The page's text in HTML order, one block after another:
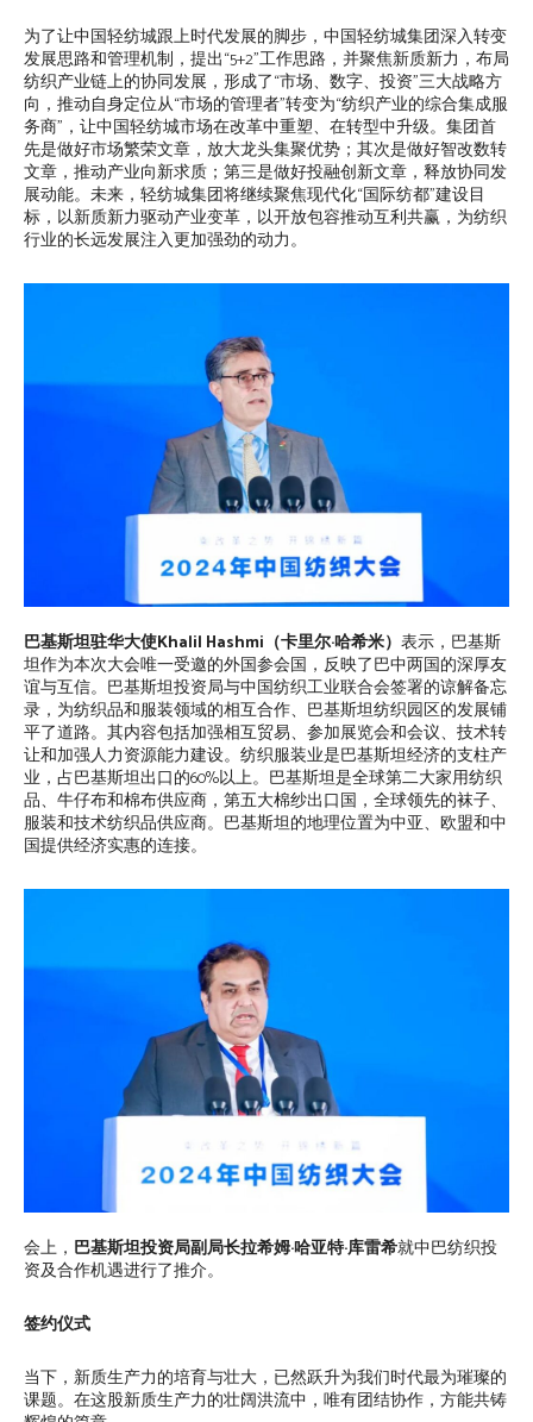
为了让中国轻纺城跟上时代发展的脚步，中国轻纺城集团深入转变
发展思路和管理机制，提出“5+2”工作思路，并聚焦新质新力，布局
纺织产业链上的协同发展，形成了“市场、数字、投资”三大战略方
向，推动自身定位从“市场的管理者”转变为“纺织产业的综合集成服
务商”，让中国轻纺城市场在改革中重塑、在转型中升级。集团首
先是做好市场繁荣文章，放大龙头集聚优势；其次是做好智改数转
文章，推动产业向新求质；第三是做好投融创新文章，释放协同发
展动能。未来，轻纺城集团将继续聚焦现代化“国际纺都”建设目
标，以新质新力驱动产业变革，以开放包容推动互利共赢，为纺织
行业的长远发展注入更加强劲的动力。
巴基斯坦驻华大使Khalil Hashmi（卡里尔·哈希米） 表示，巴基斯
坦作为本次大会唯一受邀的外国参会国，反映了巴中两国的深厚友
谊与互信。巴基斯坦投资局与中国纺织工业联合会签署的谅解备忘
录，为纺织品和服装领域的相互合作、巴基斯坦纺织园区的发展铺
平了道路。其内容包括加强相互贸易、参加展览会和会议、技术转
让和加强人力资源能力建设。纺织服装业是巴基斯坦经济的支柱产
业，占巴基斯坦出口的60%以上。巴基斯坦是全球第二大家用纺织
品、牛仔布和棉布供应商，第五大棉纱出口国，全球领先的袜子、
服装和技术纺织品供应商。巴基斯坦的地理位置为中亚、欧盟和中
国提供经济实惠的连接。
会上， 巴基斯坦投资局副局长拉希姆·哈亚特·库雷希就中巴纺织投
资及合作机遇进行了推介。
签约仪式
当下，新质生产力的培育与壮大，已然跃升为我们时代最为璀璨的
课题。在这股新质生产力的壮阔洪流中，唯有团结协作，方能共铸